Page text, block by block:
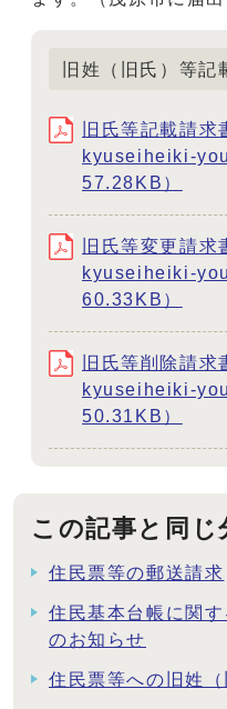
旧姓（旧氏）等記
旧氏等記載請求
kyuseiheiki-
57.28KB）
旧氏等変更請求
kyuseiheiki-
60.33KB）
旧氏等削除請求
kyuseiheiki-
50.31KB）
この記事と同じ
住民票等の郵送請求
住民基本台帳に関
のお知らせ
住民票等への旧姓